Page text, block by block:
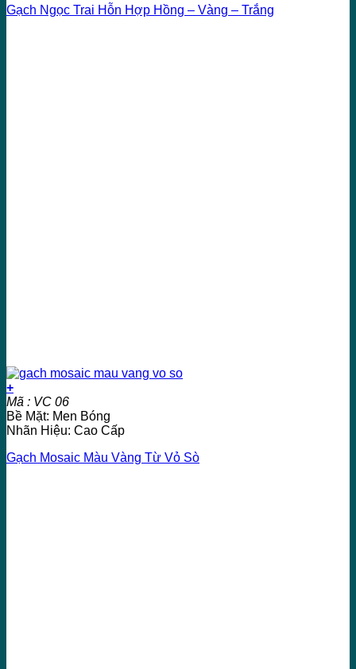
Gạch Ngọc Trai Hỗn Hợp Hồng – Vàng – Trắng
+
Mã : VC 06
Bề Mặt: Men Bóng
Nhãn Hiệu: Cao Cấp
Gạch Mosaic Màu Vàng Từ Vỏ Sò